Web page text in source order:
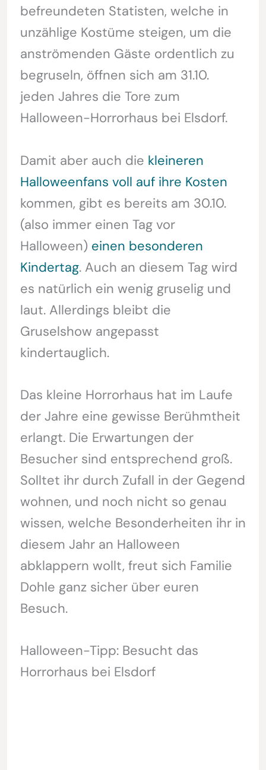
befreundeten Statisten, welche in
unzählige Kostüme steigen, um die
anströmenden Gäste ordentlich zu
begruseln, öffnen sich am 31.10.
jeden Jahres die Tore zum
Halloween-Horrorhaus bei Elsdorf.
Damit aber auch die kleineren
Halloweenfans voll auf ihre Kosten
kommen, gibt es bereits am 30.10.
(also immer einen Tag vor
Halloween) einen besonderen
Kindertag. Auch an diesem Tag wird
es natürlich ein wenig gruselig und
laut. Allerdings bleibt die
Gruselshow angepasst
kindertauglich.
Das kleine Horrorhaus hat im Laufe
der Jahre eine gewisse Berühmtheit
erlangt. Die Erwartungen der
Besucher sind entsprechend groß.
Solltet ihr durch Zufall in der Gegend
wohnen, und noch nicht so genau
wissen, welche Besonderheiten ihr in
diesem Jahr an Halloween
abklappern wollt, freut sich Familie
Dohle ganz sicher über euren
Besuch.
Halloween-Tipp: Besucht das
Horrorhaus bei Elsdorf